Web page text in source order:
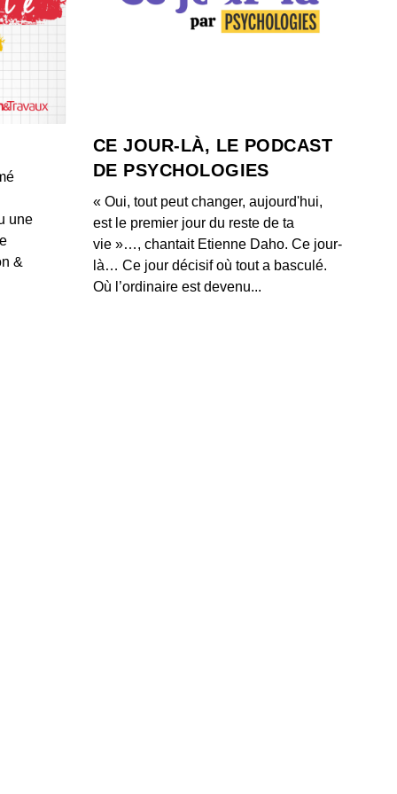
le meilleur Ballon d’Or français de l’histoire ?
- IL Y A 4 ANS
en 9 petites anecdotes peu connues
- IL Y A 3 ANS
Abdellah Boulma)
IL Y A 4 ANS
sur le maillot, comment ça marche ?
une
&
CE JOUR-LÀ, LE PODCAST
DE PSYCHOLOGIES
« Oui, tout peut changer, aujourd'hui,
est le premier jour du reste de ta
vie »…, chantait Etienne Daho. Ce jour-
là… Ce jour décisif où tout a basculé.
Où l’ordinaire est devenu...